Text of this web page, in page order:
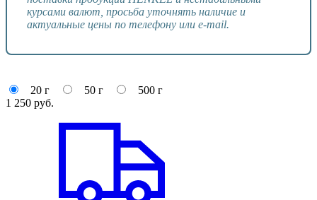
курсами валют, просьба уточнять наличие и
актуальные цены по телефону или e-mail.
20 г 50 г
500 г
1 250 руб.